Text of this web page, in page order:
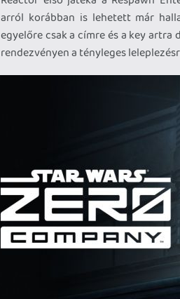
arról korábban is lehetett már
egyelőre csak a címre és a key artra
rendezvényen a tényleges